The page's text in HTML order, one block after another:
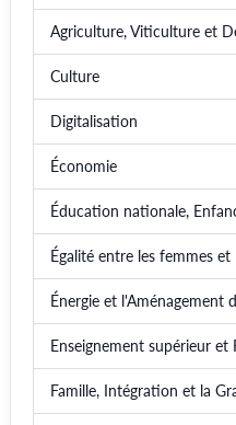
Agriculture, Viticulture et
Culture
Digitalisation
Économie
Éducation nationale,
Égalité entre les femmes et
Énergie et l'Aménagement
Enseignement supérieur et
Famille, Intégration et la